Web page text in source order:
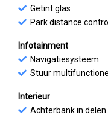
Getint glas
Park distance control
Infotainment
Navigatiesysteem
Stuur
Interieur
Achterbank in